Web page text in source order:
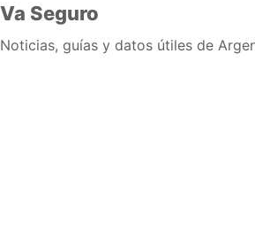
Va Seguro
Noticias, guías y datos útiles de